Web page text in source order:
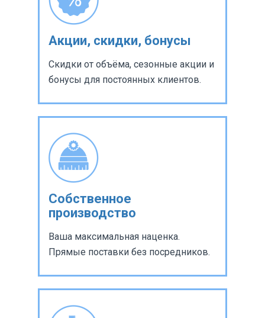
Акции, скидки, бонусы
Скидки от объёма, сезонные акции и
бонусы для постоянных клиентов.
Собственное
производство
Ваша максимальная наценка.
Прямые поставки без посредников.